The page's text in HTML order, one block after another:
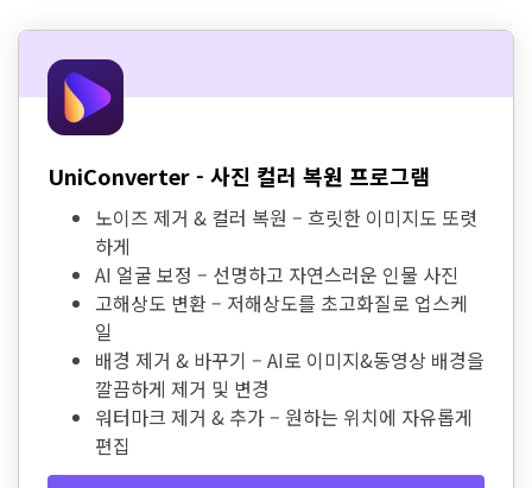
UniConverter - 사진 컬러 복원 프로그램
노이즈 제거 & 컬러 복원 – 흐릿한 이미지도 또렷
하게
AI 얼굴 보정 – 선명하고 자연스러운 인물 사진
고해상도 변환 – 저해상도를 초고화질로 업스케
일
배경 제거 & 바꾸기 – AI로 이미지&동영상 배경을
깔끔하게 제거 및 변경
워터마크 제거 & 추가 – 원하는 위치에 자유롭게
편집